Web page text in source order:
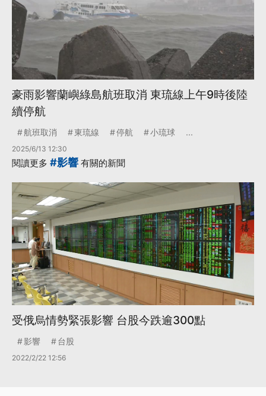
豪雨影響蘭嶼綠島航班取消 東琉線上午9時後陸
續停航
航班取消 東琉線 停航 小琉球 ...
2025/6/13 12:30
閱讀更多 #影響 有關的新聞
受俄烏情勢緊張影響 台股今跌逾300點
影響 台股
2022/2/22 12:56